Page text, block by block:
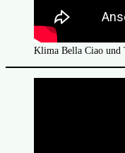
Klima Bella Ciao und